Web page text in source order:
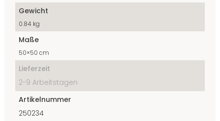
Gewicht
0.84 kg
Maße
50×50 cm
Lieferzeit
2-9 Arbeitstagen
Artikelnummer
250234